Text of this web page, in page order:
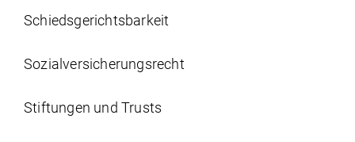
Schiedsgerichtsbarkeit
Sozial­versicherungs­recht
Stiftungen und Trusts